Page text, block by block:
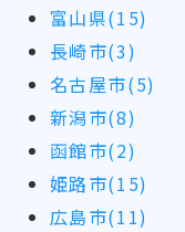
富山県(15)
長崎市(3)
名古屋市(5)
新潟市(8)
函館市(2)
姫路市(15)
広島市(11)